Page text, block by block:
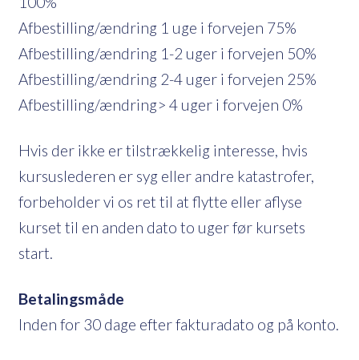
Afbestilling/ændring 1 uge i forvejen 75%
Afbestilling/ændring 1-2 uger i forvejen 50%
Afbestilling/ændring 2-4 uger i forvejen 25%
Afbestilling/ændring> 4 uger i forvejen 0%
Hvis der ikke er tilstrækkelig interesse, hvis
kursuslederen er syg eller andre katastrofer,
forbeholder vi os ret til at flytte eller aflyse
kurset til en anden dato to uger før kursets
start.
Betalingsmåde
Inden for 30 dage efter fakturadato og på konto.